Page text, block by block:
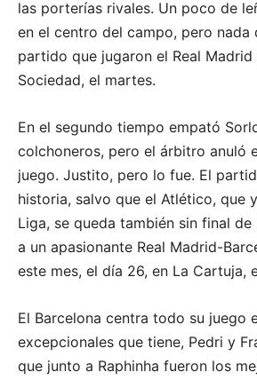
las porterías rivales. Un poco de
en el centro del campo, pero nada
partido que jugaron el Real Madrid
Sociedad, el martes.
En el segundo tiempo empató
colchoneros, pero el árbitro anuló
juego. Justito, pero lo fue. El
historia, salvo que el Atlético, que
Liga, se queda también sin final
a un apasionante Real Madrid-
este mes, el día 26, en La Cartuja,
El Barcelona centra todo su juego
excepcionales que tiene, Pedri y
que junto a Raphinha fueron los